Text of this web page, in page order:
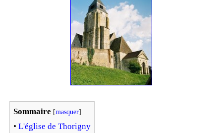
Sommaire [masquer]
• L'église de Thorigny